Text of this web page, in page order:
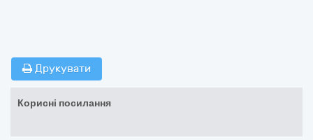
Друкувати
Корисні посилання